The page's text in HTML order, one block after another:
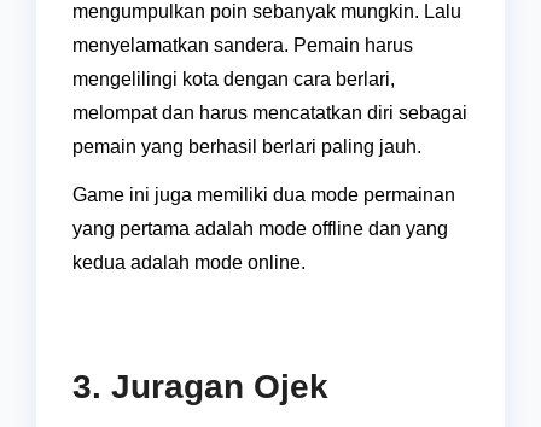
mengumpulkan poin sebanyak mungkin. Lalu
menyelamatkan sandera. Pemain harus
mengelilingi kota dengan cara berlari,
melompat dan harus mencatatkan diri sebagai
pemain yang berhasil berlari paling jauh.
Game ini juga memiliki dua mode permainan
yang pertama adalah mode offline dan yang
kedua adalah mode online.
3. Juragan Ojek